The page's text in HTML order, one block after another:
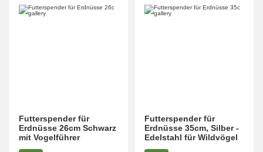
Futterspender für
Erdnüsse 26cm Schwarz
mit Vogelführer
Futterspender für
Erdnüsse 35cm, Silber -
Edelstahl für Wildvögel